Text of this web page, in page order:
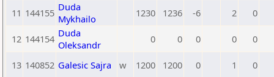
11 144155 Duda
Mykhailo
1230 1236 -6 2 0
12 144154 Duda
Oleksandr
0 0 0 0 0
13 140852 Galesic Sajra w 1200 1200 0 1 0